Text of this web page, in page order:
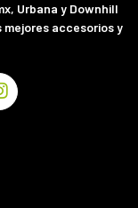
Urbana y Downhill
mejores accesorios y